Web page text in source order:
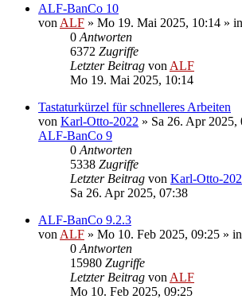
ALF-BanCo 10
von ALF » Mo 19. Mai 2025, 10:14 » in
0 Antworten
6372 Zugriffe
Letzter Beitrag von ALF
Mo 19. Mai 2025, 10:14
Tastaturkürzel für schnelleres Arbeiten
von Karl-Otto-2022 » Sa 26. Apr 2025,
ALF-BanCo 9
0 Antworten
5338 Zugriffe
Letzter Beitrag von Karl-Otto-
Sa 26. Apr 2025, 07:38
ALF-BanCo 9.2.3
von ALF » Mo 10. Feb 2025, 09:25 » in
0 Antworten
15980 Zugriffe
Letzter Beitrag von ALF
Mo 10. Feb 2025, 09:25